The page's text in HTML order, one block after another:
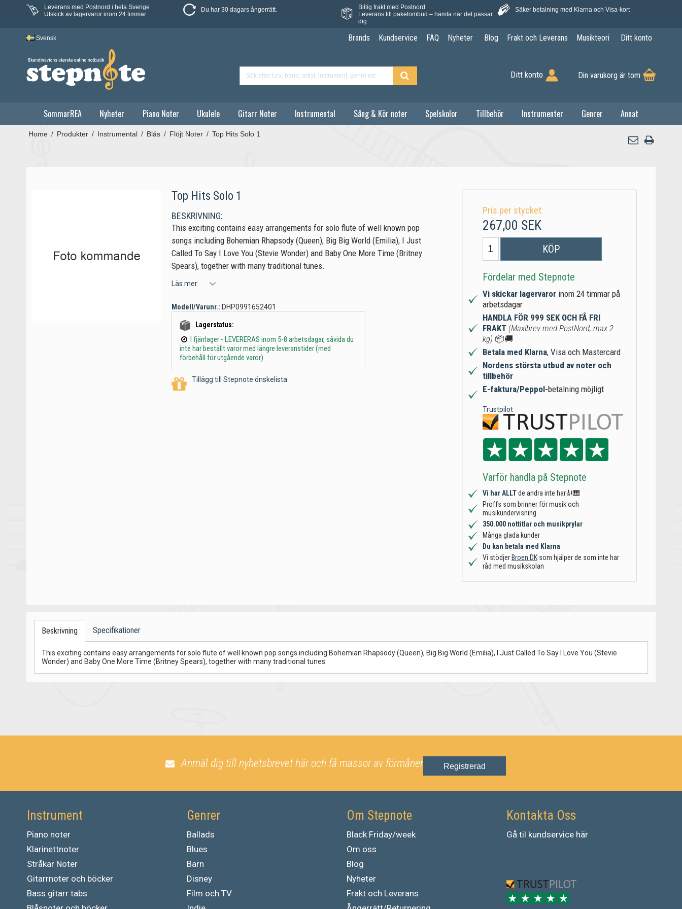
Leverans med Postnord i hela Sverige
Utskick av lagervaror inom 24 timmar
Du har 30 dagars ångerrätt.
Billig frakt med Postnord
Leverans till paketombud – hämta när det passar
dig
Säker betalning med Klarna och Visa-kort
Svensk Brands Kundservice FAQ Nyheter Blog Frakt och Leverans Musikteori Ditt konto
Ditt konto Din varukorg är tom
SommarREA Nyheter Piano Noter Ukulele Gitarr Noter Instrumental Sång & Kör noter Spelskolor Tillbehör Instrumenter Genrer Annat
Home / Produkter / Instrumental / Blås / Flöjt Noter / Top Hits Solo 1
Top Hits Solo 1
BESKRIVNING:
This exciting contains easy arrangements for solo flute of well known pop
songs including Bohemian Rhapsody (Queen), Big Big World (Emilia), I Just
Called To Say I Love You (Stevie Wonder) and Baby One More Time (Britney
Spears), together with many traditional tunes.
Läs mer
Modell/Varunr.: DHP0991652401
Lagerstatus:
I fjärrlager - LEVERERAS inom 5-8 arbetsdagar, såvida du
inte har beställt varor med längre leveranstider (med
förbehåll för utgående varor)
Tillägg till Stepnote önskelista
Pris per stycket:
267,00 SEK
KÖP
Fördelar med Stepnote
Vi skickar lagervaror inom 24 timmar på
arbetsdagar
HANDLA FÖR 999 SEK OCH FÅ FRI
FRAKT (Maxibrev med PostNord, max 2
kg) 📦🚚
Betala med Klarna, Visa och Mastercard
Nordens största utbud av noter och
tillbehör
E-faktura/Peppol-betalning möjligt
Trustpilot
Varför handla på Stepnote
Vi har ALLTde andra inte har🎻🎹
Proffs som brinner för musik och
musikundervisning
350.000 nottitlar och musikprylar
Många glada kunder
Du kan betala med Klarna
Vi stödjer Broen DKsom hjälper de som inte har
råd med musikskolan
Beskrivning Specifikationer
This exciting contains easy arrangements for solo flute of well known pop songs including Bohemian Rhapsody (Queen), Big Big World (Emilia), I Just Called To Say I Love You (Stevie
Wonder) and Baby One More Time (Britney Spears), together with many traditional tunes.
Anmäl dig till nyhetsbrevet här och få massor av förmåner Registrerad
Instrument
Piano noter
Klarinettnoter
Stråkar Noter
Gitarrnoter och böcker
Bass gitarr tabs
Genrer
Ballads
Blues
Barn
Disney
Film och TV
Om Stepnote
Black Friday/week
Om oss
Blog
Nyheter
Frakt och Leverans
Kontakta Oss
Gå til kundservice här